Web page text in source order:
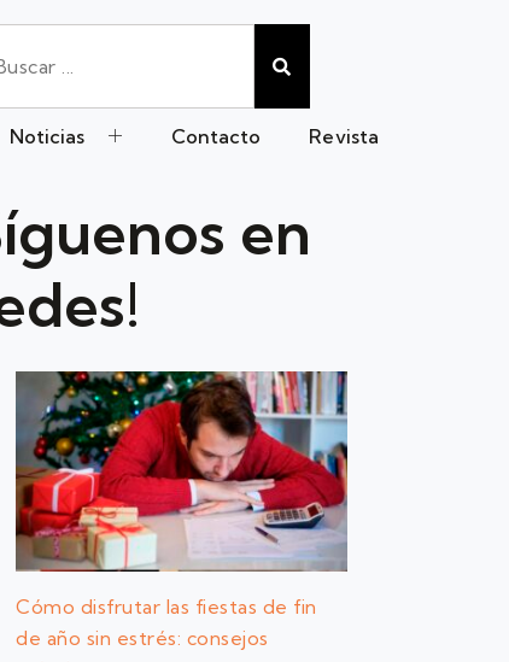
Noticias Contacto Revista
en
Cómo disfrutar las fiestas de fin
de año sin estrés: consejos